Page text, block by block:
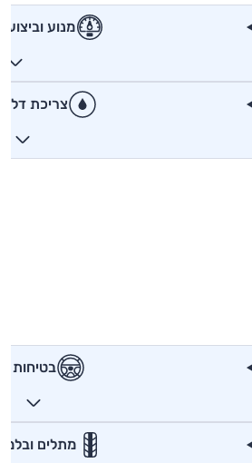
מנוע וביצועים
צריכת דלק
בטיחות
מתלים ובלמים